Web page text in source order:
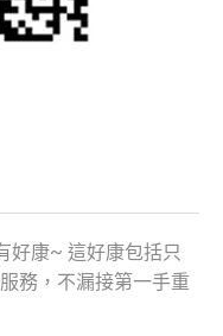
好康~ 這好康包括只
務，不漏接第一手重